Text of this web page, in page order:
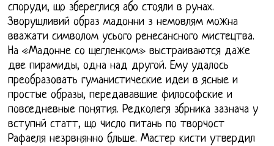
споруди, що збереглися або стояли в рунах.
Зворушливий образ мадонни з немовлям можна
вважати символом усього ренесансного мистецтва.
На «Мадонне со щегленком» выстраиваются даже
две пирамиды, одна над другой. Ему удалось
преобразовать гуманистические идеи в ясные и
простые образы, передававшие философские и
повседневные понятия. Редколегя збрника зазнача у
вступнй статт, що число питань по творчост
Рафаеля незрвнянно бльше. Мастер кисти утвердил